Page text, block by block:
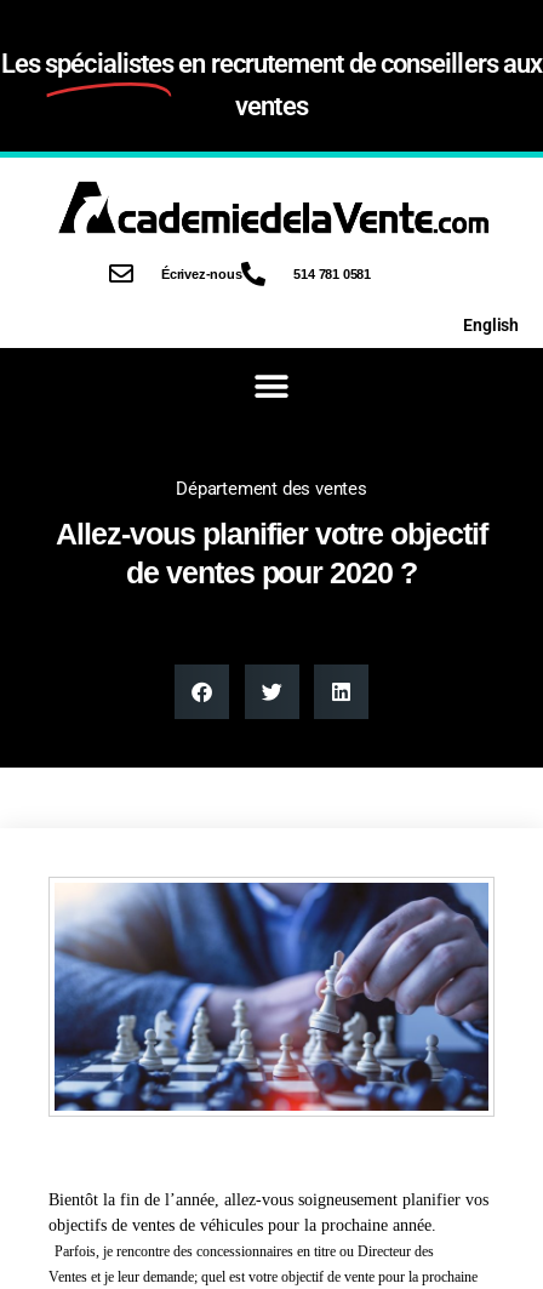
Lesspécialistesen recrutement de conseillers aux
ventes
Écrivez-nous 514 781 0581
English
Département des ventes
Allez-vous planifier votre objectif
de ventes pour 2020 ?
Bientôt la fin de l’année allez-vous soigneusement planifier vos
objectifs de ventes de véhicules pour la prochaine année.
Parfois, je rencontre des concessionnaires en titre ou Directeur des
Ventes et je leur demande; quel est votre objectif de vente pour la prochaine